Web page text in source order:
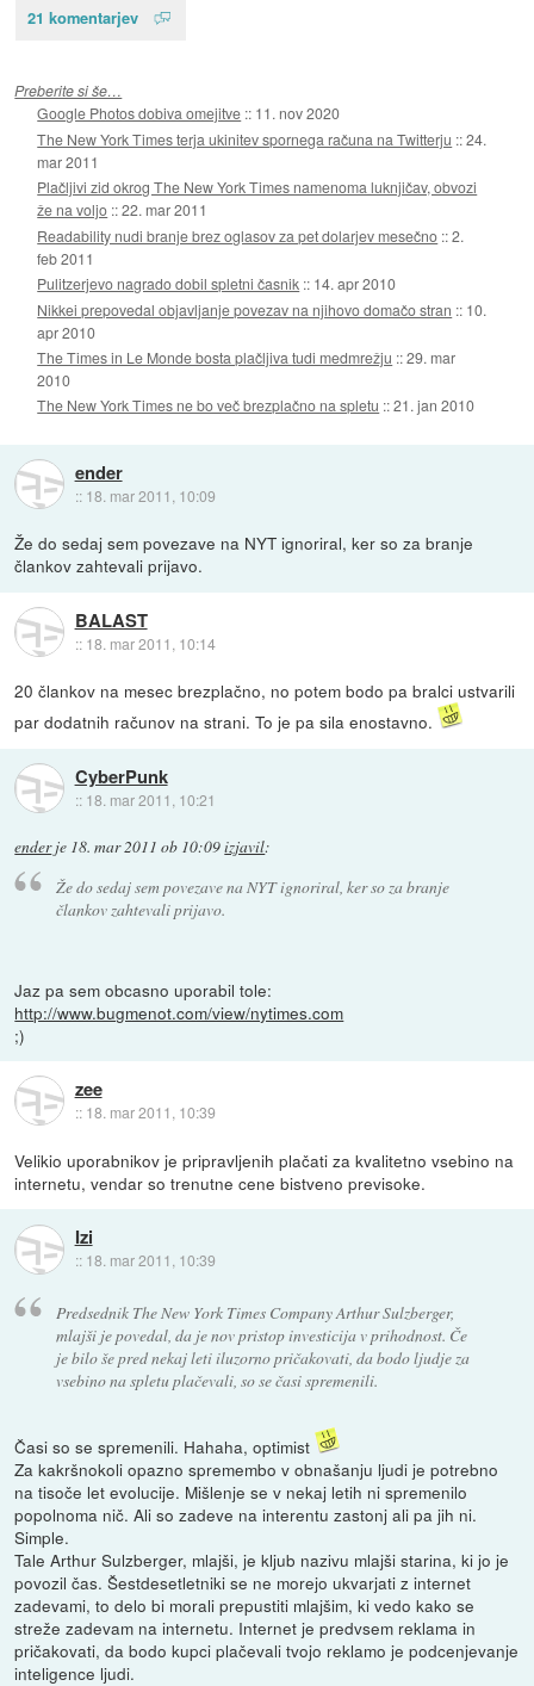
21 komentarjev
Preberite si še…
Google Photos dobiva omejitve :: 11. nov 2020
The New York Times terja ukinitev spornega računa na Twitterju ::24.
mar 2011
Plačljivi zid okrog The New York Times namenoma luknjičav, obvozi
že na voljo ::22. mar 2011
Readability nudi branje brez oglasov za pet dolarjev mesečno ::2.
feb 2011
Pulitzerjevo nagrado dobil spletni časnik :: 14. apr 2010
Nikkei prepovedal objavljanje povezav na njihovo domačo stran :: 10.
apr 2010
The Times in Le Monde bosta plačljiva tudi medmrežju ::29. mar
2010
The New York Times ne bo več brezplačno na spletu ::21. jan 2010
ender
:: 18. mar 2011, 10:09
Že do sedaj sem povezave na NYT ignoriral, ker so za branje
člankov zahtevali prijavo.
BALAST
:: 18. mar 2011, 10:14
20 člankov na mesec brezplačno, no potem bodo pa bralci ustvarili
par dodatnih računov na strani. To je pa sila enostavno.
CyberPunk
:: 18. mar 2011, 10:21
enderje 18. mar 2011 ob 10:09izjavil:
Že do sedaj sem povezave na NYT ignoriral, ker so za branje
člankov zahtevali prijavo.
Jaz pa sem obcasno uporabil tole:
http://www.bugmenot.com/view/nytimes.com
;)
zee
:: 18. mar 2011, 10:39
Velikio uporabnikov je pripravljenih plačati za kvalitetno vsebino na
internetu, vendar so trenutne cene bistveno previsoke.
Izi
:: 18. mar 2011, 10:39
Predsednik The New York Times Company Arthur Sulzberger,
mlajši je povedal, da je nov pristop investicija v prihodnost. Če
je bilo še pred nekaj leti iluzorno pričakovati, da bodo ljudje za
vsebino na spletu plačevali, so se časi spremenili.
Časi so se spremenili. Hahaha, optimist
Za kakršnokoli opazno spremembo v obnašanju ljudi je potrebno
na tisoče let evolucije. Mišlenje se v nekaj letih ni spremenilo
popolnoma nič. Ali so zadeve na interentu zastonj ali pa jih ni.
Simple.
Tale Arthur Sulzberger, mlajši, je kljub nazivu mlajši starina, ki jo je
povozil čas. Šestdesetletniki se ne morejo ukvarjati z internet
zadevami, to delo bi morali prepustiti mlajšim, ki vedo kako se
streže zadevam na internetu. Internet je predvsem reklama in
pričakovati, da bodo kupci plačevali tvojo reklamo je podcenjevanje
inteligence ljudi.